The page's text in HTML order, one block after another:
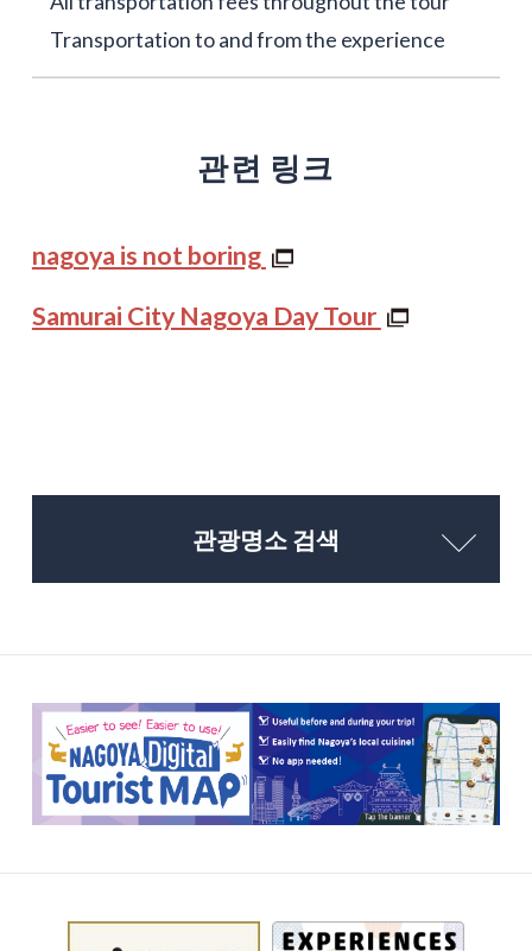
Transportation to and from the experience
관련 링크
nagoya is not boring
Samurai City Nagoya Day Tour
관광명소 검색